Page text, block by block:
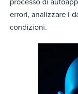
errori, analizzare i
condizioni.